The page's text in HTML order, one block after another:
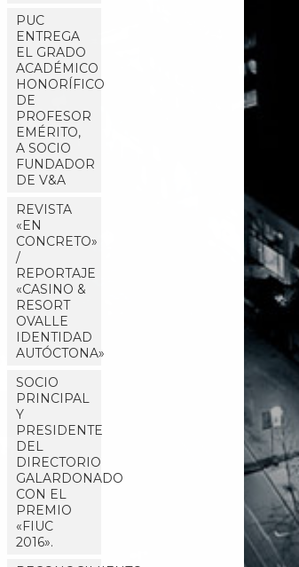
PUC
ENTREGA
EL GRADO
ACADÉMICO
HONORÍFICO
DE
PROFESOR
EMÉRITO,
A SOCIO
FUNDADOR
DE V&A
REVISTA
«EN
CONCRETO»
/
REPORTAJE
«CASINO &
RESORT
OVALLE
IDENTIDAD
AUTÓCTONA»
SOCIO
PRINCIPAL
Y
PRESIDENTE
DEL
DIRECTORIO
GALARDONADO
CON EL
PREMIO
«FIUC
2016».